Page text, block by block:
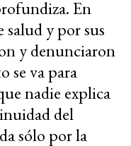
En
salud y por sus
y denunciaron
se va para
nadie explica
del
sólo por la